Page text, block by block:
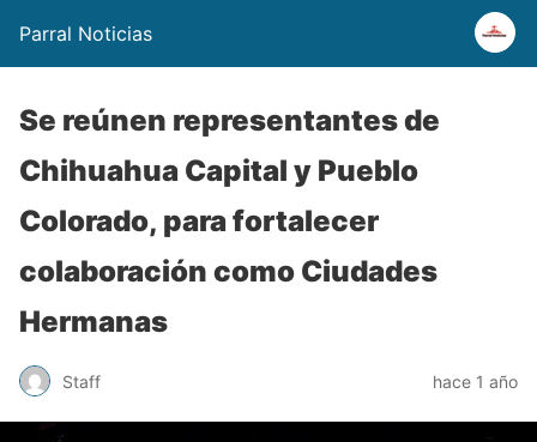
Parral Noticias
Se reúnen representantes de
Chihuahua Capital y Pueblo
Colorado, para fortalecer
colaboración como Ciudades
Hermanas
Staff hace 1 año